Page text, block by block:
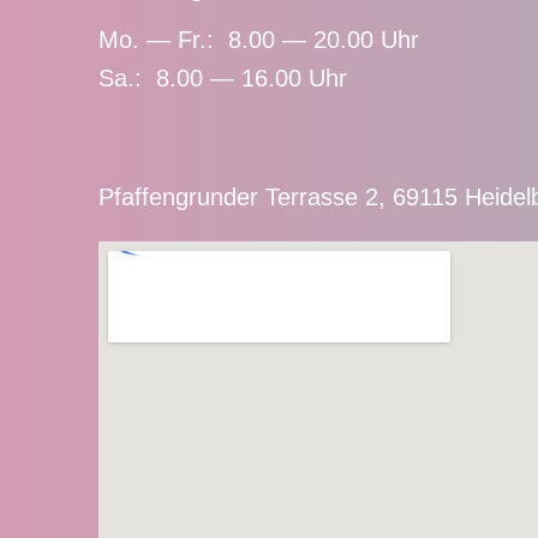
Mo. — Fr.: 8.00 — 20.00 Uhr
Sa.: 8.00 — 16.00 Uhr
Pfaffengrunder Terrasse 2, 69115